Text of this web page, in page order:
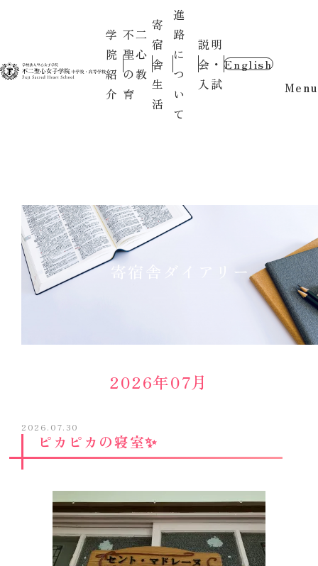
学
院
紹
介
不二
聖心
の教
育
寄
宿
舎
生
活
進
路
に
つ
い
て
説明
会・
入試
English
Menu
寄宿舎ダイアリー
2026年07月
2026.07.30
ピカピカの寝室✨